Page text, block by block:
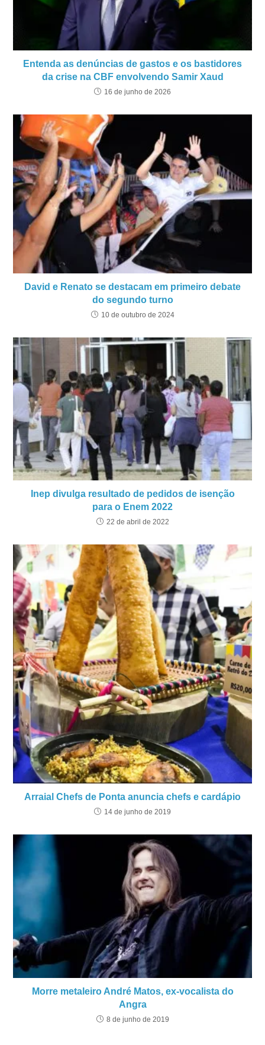
Entenda as denúncias de gastos e os bastidores
da crise na CBF envolvendo Samir Xaud
16 de junho de 2026
David e Renato se destacam em primeiro debate
do segundo turno
10 de outubro de 2024
Inep divulga resultado de pedidos de isenção
para o Enem 2022
22 de abril de 2022
Arraial Chefs de Ponta anuncia chefs e cardápio
14 de junho de 2019
Morre metaleiro André Matos, ex-vocalista do
Angra
8 de junho de 2019